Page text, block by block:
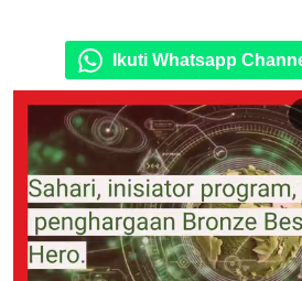
Ikuti Whatsapp